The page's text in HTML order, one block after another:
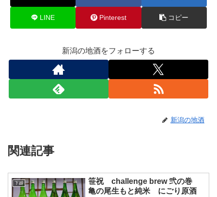
LINE Pinterest コピー
新潟の地酒をフォローする
新潟の地酒
関連記事
下越
笹祝 challenge brew 弐の巻
亀の尾生もと純米 にごり原酒